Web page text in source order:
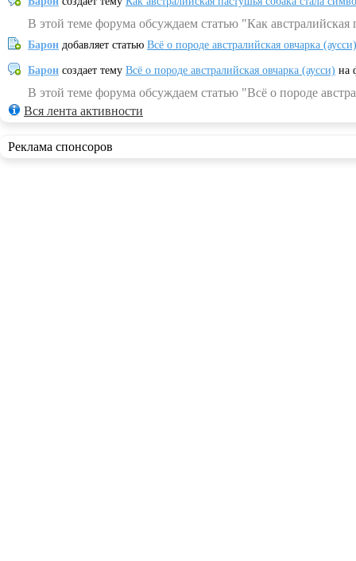
В этой теме форума обсуждаем статью "Как
Барон добавляет статью Всё о породе австралийская овчарка (аусси)
Барон создает тему Всё о породе австралийская овчарка (аусси) на
В этой теме форума обсуждаем статью "Всё о породе
Вся лента активности
Реклама спонсоров